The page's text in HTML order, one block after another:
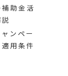
助金活
ンペー
用条件